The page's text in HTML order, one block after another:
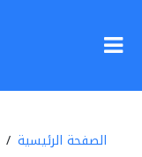
الصفحة الرئيسية